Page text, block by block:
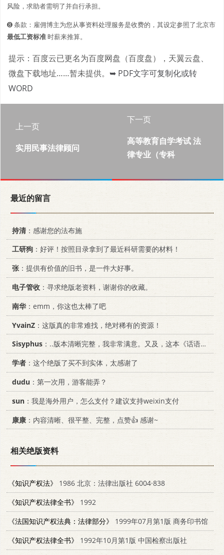
风险，求助者需明了并自行承担。
➑ 条款：雇佣博主为您从事资料处理服务是收费的，其设定参照了北京市
最低工资标准时薪来推算。
提示：百度云已更名为百度网盘（百度盘），天翼云盘、
微盘下载地址……暂未提供。 ➥ PDF文字可复制化或转
WORD
上一页
实用民事法律顾问
下一页
高等教育自学考试 法
律专业（专科
最近的留言
持清 ：感谢您的法布施
工研狗 ：好评！按照目录拿到了最近科研需要的材料！
张：提供有价值的旧书，是一件大好事。
电子管收 ：寻求绝版老资料，谢谢你的收藏。
南华：emm，你这也太棒了吧
YvainZ ：这版真的非常难找，绝对稀有的资源！
Sisyphus ：..版本清晰完整，我非常满意。又及，这本《话语的真相》...
学者 ：这个绝版了买不到实体，太感谢了
dudu ：第一次用，游客能弄？
sun ：我是海外用户，怎么支付？建议支持weixin支付
康康 ：内容清晰、很平整、完整，点赞👍 感谢~
相关绝版资料
《知识产权法》
1986 北京：法律出版社 6004·838
《知识产权法律全书》
1992
《法国知识产权法典：法律部分》
1999年07月第1版 商务印书馆
《知识产权法律全书》
1992年10月第1版 中国检察出版社